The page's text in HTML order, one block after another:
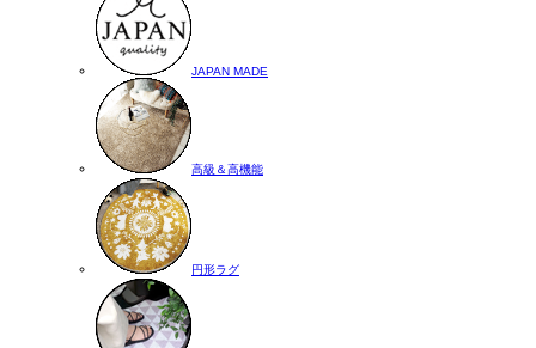
JAPAN MADE
高級＆高機能
円形ラグ